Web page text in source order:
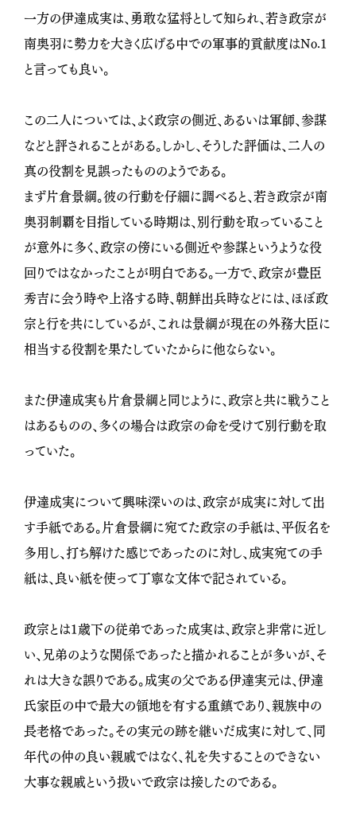
一方の伊達成実は、勇敢な猛将として知られ、若き政宗が
南奥羽に勢力を大きく広げる中での軍事的貢献度はNo.1
と言っても良い。
この二人については、よく政宗の側近、あるいは軍師、参謀
などと評されることがある。しかし、そうした評価は、二人の
真の役割を見誤ったもののようである。
まず片倉景綱。彼の行動を仔細に調べると、若き政宗が南
奥羽制覇を目指している時期は、別行動を取っていること
が意外に多く、政宗の傍にいる側近や参謀というような役
回りではなかったことが明白である。一方で、政宗が豊臣
秀吉に会う時や上洛する時、朝鮮出兵時などには、ほぼ政
宗と行を共にしているが、これは景綱が現在の外務大臣に
相当する役割を果たしていたからに他ならない。
また伊達成実も片倉景綱と同じように、政宗と共に戦うこと
はあるものの、多くの場合は政宗の命を受けて別行動を取
っていた。
伊達成実について興味深いのは、政宗が成実に対して出
す手紙である。片倉景綱に宛てた政宗の手紙は、平仮名を
多用し、打ち解けた感じであったのに対し、成実宛ての手
紙は、良い紙を使って丁寧な文体で記されている。
政宗とは1歳下の従弟であった成実は、政宗と非常に近し
い、兄弟のような関係であったと描かれることが多いが、そ
れは大きな誤りである。成実の父である伊達実元は、伊達
氏家臣の中で最大の領地を有する重鎮であり、親族中の
長老格であった。その実元の跡を継いだ成実に対して、同
年代の仲の良い親戚ではなく、礼を失することのできない
大事な親戚という扱いで政宗は接したのである。